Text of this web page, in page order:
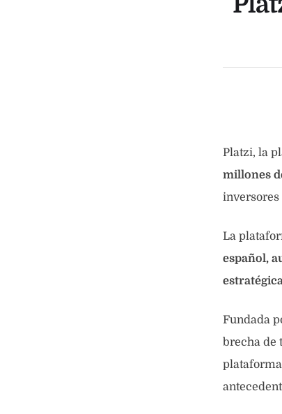
Platzi, la
millones
inversores
La
español,
Fundada
brecha de